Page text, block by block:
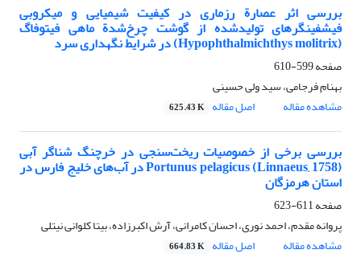
بررسی اثر عصارة رزماری در کیفیت شیمیایی و میکروبی
فیش‎فینگرهای تولیدشده از گوشت چرخ‌شدة ماهی فیتوفاگ
(Hypophthalmichthys molitrix) در شرایط نگهداری سرد
صفحه599-610
بهنام فرجامی، سید ولی حسینی
مشاهده مقاله
اصل مقاله 625.43 K
بررسی برخی از خصوصیات ریخت‌سنجی در خرچنگ شناگر آبی
Portunus pelagicus (Linnaeus, 1758) در آب‌های خلیج فارس در
استان هرمزگان
صفحه611-623
پروانه مقدم، احمد نوری، احسان کامرانی، آرش اکبرزاده، بیتا کلوانی نیتلی
مشاهده مقاله
اصل مقاله 664.83 K